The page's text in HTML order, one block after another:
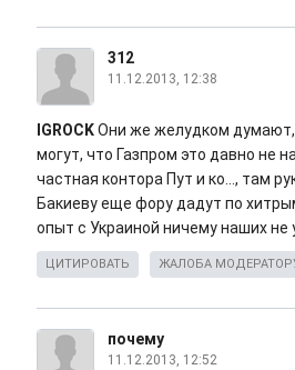
312
11.12.2013, 12:38
IGROCKОни же желудком
могут, что Газпром это давно не
частная контора Пут и ко..., там
Бакиеву еще фору дадут по
опыт с Украиной ничему наших не
ЦИТИРОВАТЬ ЖАЛОБА
почему
11.12.2013, 12:52